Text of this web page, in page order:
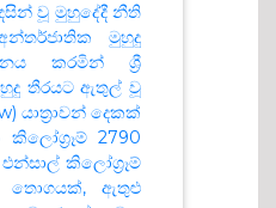
වූ මුහුදේදී නීති
මුහුදු
කරමින් ශ්‍රී
තීරයට ඇතුල් වූ
යාත්‍රාවන් දෙකක්
2790
කිලෝග්‍රෑම්
ඇතුළු